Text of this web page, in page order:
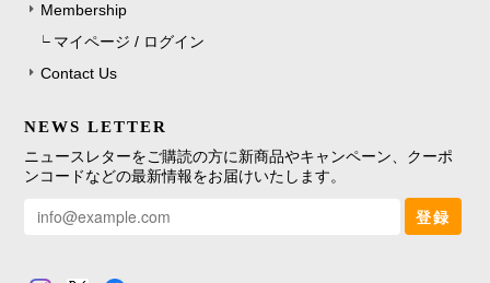
Membership
マイページ / ログイン
Contact Us
NEWS LETTER
ニュースレターをご購読の方に新商品やキャンペーン、クーポ
ンコードなどの最新情報をお届けいたします。
登録